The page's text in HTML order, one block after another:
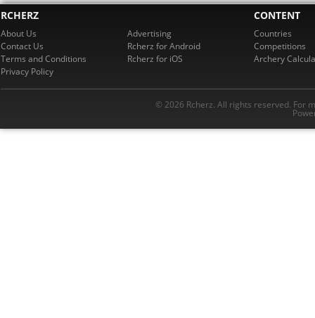
RCHERZ
About Us
Contact Us
Terms and Conditions
Privacy Policy
Advertising
Rcherz for Android
Rcherz for iOS
CONTENT
Countries
Competitions
Archery
© 2026 Rcherz. All rights reserved. For